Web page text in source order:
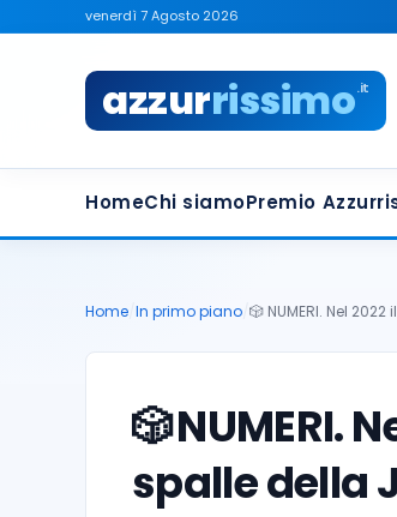
venerdì 7 Agosto 2026
azzurrissimo.it
HomeChi siamoPremio
Home In primo piano 🎲 NUMERI. Nel
🎲NUMERI.
spalle della